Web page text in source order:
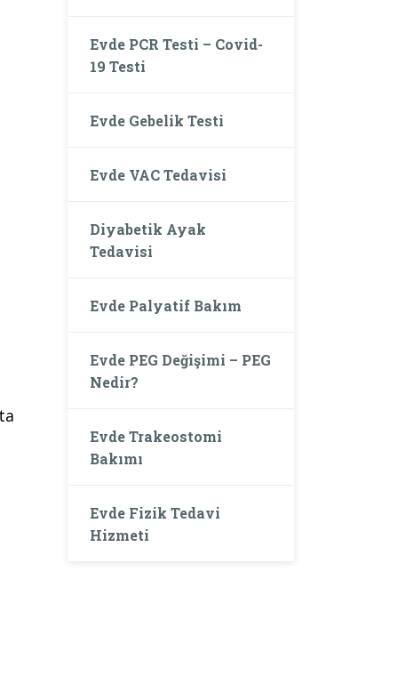
Evde PCR Testi – Covid-
19 Testi
Evde Gebelik Testi
Evde VAC Tedavisi
Diyabetik Ayak
Tedavisi
Evde Palyatif Bakım
Evde PEG Değişimi – PEG
Nedir?
Evde Trakeostomi
Bakımı
Evde Fizik Tedavi
Hizmeti